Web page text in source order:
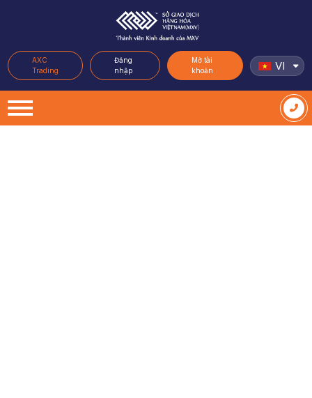
AXC
Trading
Đăng
nhập
Mở tài
khoản
VI